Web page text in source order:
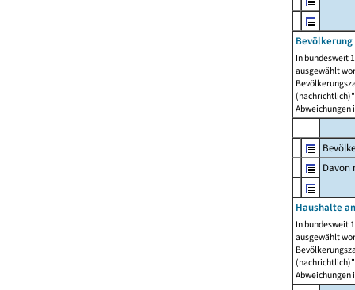
In bundesweit
ausgewählt
Abweichungen
Davon
Haushalte
In bundesweit
ausgewählt
Abweichungen